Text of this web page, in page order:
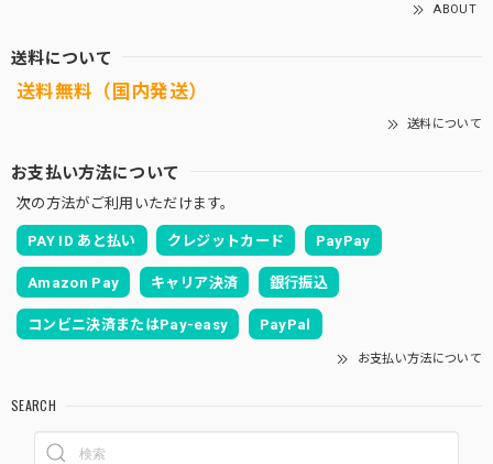
ABOUT
送料について
送料無料（国内発送）
送料について
お支払い方法について
次の方法がご利用いただけます。
PAY ID あと払い クレジットカード PayPay
Amazon Pay キャリア決済 銀行振込
コンビニ決済またはPay-easy PayPal
お支払い方法について
SEARCH